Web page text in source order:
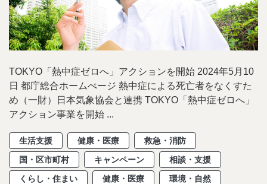
TOKYO「熱中症ゼロへ」アクションを開始 2024年5月10
日 都庁総合ホームぺージ 熱中症による死亡者をなくすた
め（一財）日本気象協会と連携 TOKYO「熱中症ゼロへ」
アクション事業を開始 ...
生活支援 健康・医療
救急・消防
国・区市町村
キャンペーン
相談・支援
くらし・住まい
健康・医療
環境・自然